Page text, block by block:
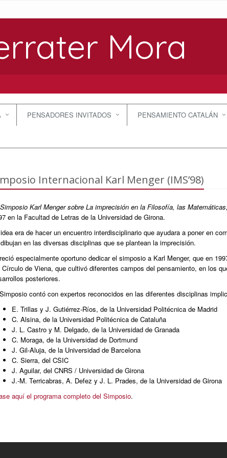
Mora
PENSADORES INVITADOS PENSAMIENTO CATALÁN
Internacional Karl Menger (IMS’98)
Simposio Karl Menger sobre La imprecisión en la Filosofía, las
en la Facultad de Letras de la Universidad de Girona.
era de hacer un encuentro interdisciplinario que ayudara a poner en
en las diversas disciplinas que se plantean la imprecisión.
especialmente oportuno dedicar el simposio a Karl Menger, que en
Círculo de Viena, que cultivó diferentes campos del pensamiento, en los
posteriores.
contó con expertos reconocidos en las diferentes disciplinas
E. Trillas y J. Gutiérrez-Ríos, de la Universidad Politécnica de Madrid
C. Alsina, de la Universidad Politécnica de Cataluña
J. L. Castro y M. Delgado, de la Universidad de Granada
C. Moraga, de la Universidad de Dortmund
J. Gil-Aluja, de la Universidad de Barcelona
C. Sierra, del CSIC
J. Aguilar, del CNRS / Universidad de Girona
J.-M. Terricabras, A. Defez y J. L. Prades, de la Universidad de Girona
aquí el programa completo del Simposio.